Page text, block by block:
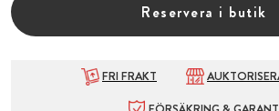
Reservera i butik
FRI FRAKT